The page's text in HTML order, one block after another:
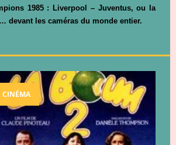
1985 :
Liverpool – Juventus, ou la
… devant les caméras du monde entier.
CINÉMA